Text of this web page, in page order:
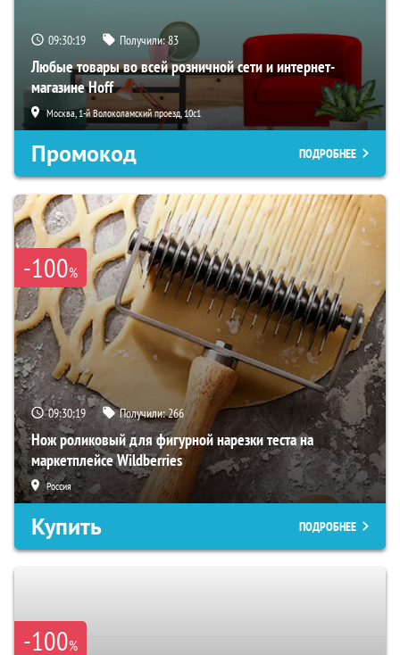
09:30:18 Получили:83
Любые товары во всей розничной сети и интернет-
магазине Hoff
Москва, 1-й Волоколамский проезд, 10с1
Промокод ПОДРОБНЕЕ
-100%
09:30:18 Получили:266
Нож роликовый для фигурной нарезки теста на
маркетплейсе Wildberries
Россия
Купить ПОДРОБНЕЕ
-100%